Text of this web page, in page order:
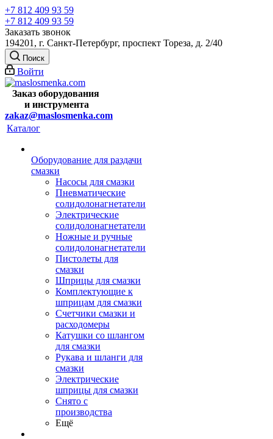
+7 812 409 93 59
+7 812 409 93 59
Заказать звонок
194201, г. Санкт-Петербург, проспект Тореза, д. 2/40
Поиск
Войти
Заказ оборудования
и инструмента
zakaz@maslosmenka.com
Каталог
Оборудование для раздачи
смазки
Насосы для смазки
Пневматические
солидолонагнетатели
Электрические
солидолонагнетатели
Ножные и ручные
солидолонагнетатели
Пистолеты для
смазки
Шприцы для смазки
Комплектующие к
шприцам для смазки
Счетчики смазки и
расходомеры
Катушки со шлангом
для смазки
Рукава и шланги для
смазки
Электрические
шприцы для смазки
Снято с
производства
Ещё